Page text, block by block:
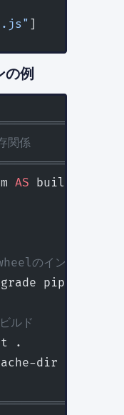
]
例
関係
AS builder
のインストール
pip wheel
ルド
.
dir --no-